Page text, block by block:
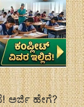
ಅರ್ಜಿ ಹೇಗೆ?